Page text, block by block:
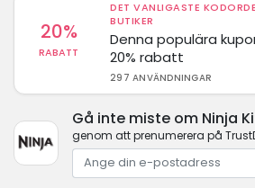
20%
RABATT
DET VANLIGASTE
BUTIKER
Denna populära
20% rabatt
297 ANVÄNDNINGAR
Gå inte miste om Ninja
genom att prenumerera på